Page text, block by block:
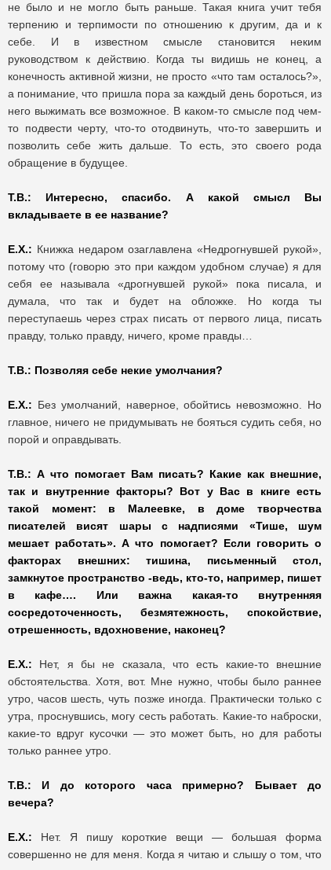
не было и не могло быть раньше. Такая книга учит тебя
терпению и терпимости по отношению к другим, да и к
себе. И в известном смысле становится неким
руководством к действию. Когда ты видишь не конец, а
конечность активной жизни, не просто «что там осталось?»,
а понимание, что пришла пора за каждый день бороться, из
него выжимать все возможное. В каком-то смысле под чем-
то подвести черту, что-то отодвинуть, что-то завершить и
позволить себе жить дальше. То есть, это своего рода
обращение в будущее.
Т.В.: Интересно, спасибо. А какой смысл Вы
вкладываете в ее название?
Е.Х.: Книжка недаром озаглавлена «Недрогнувшей рукой»,
потому что (говорю это при каждом удобном случае) я для
себя ее называла «дрогнувшей рукой» пока писала, и
думала, что так и будет на обложке. Но когда ты
переступаешь через страх писать от первого лица, писать
правду, только правду, ничего, кроме правды…
Т.В.: Позволяя себе некие умолчания?
Е.Х.: Без умолчаний, наверное, обойтись невозможно. Но
главное, ничего не придумывать не бояться судить себя, но
порой и оправдывать.
Т.В.: А что помогает Вам писать? Какие как внешние,
так и внутренние факторы? Вот у Вас в книге есть
такой момент: в Малеевке, в доме творчества
писателей висят шары с надписями «Тише, шум
мешает работать». А что помогает? Если говорить о
факторах внешних: тишина, письменный стол,
замкнутое пространство -ведь, кто-то, например, пишет
в кафе…. Или важна какая-то внутренняя
сосредоточенность, безмятежность, спокойствие,
отрешенность, вдохновение, наконец?
Е.Х.: Нет, я бы не сказала, что есть какие-то внешние
обстоятельства. Хотя, вот. Мне нужно, чтобы было раннее
утро, часов шесть, чуть позже иногда. Практически только с
утра, проснувшись, могу сесть работать. Какие-то наброски,
какие-то вдруг кусочки — это может быть, но для работы
только раннее утро.
Т.В.: И до которого часа примерно? Бывает до
вечера?
Е.Х.: Нет. Я пишу короткие вещи — большая форма
совершенно не для меня. Когда я читаю и слышу о том, что